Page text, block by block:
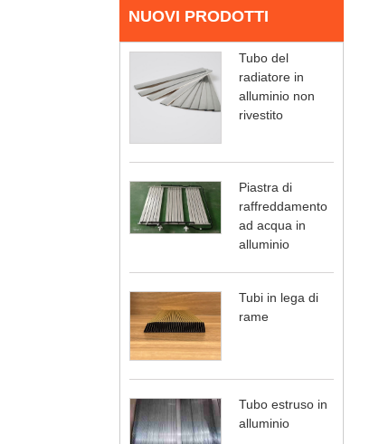
NUOVI PRODOTTI
Tubo del
radiatore in
alluminio non
rivestito
Piastra di
raffreddamento
ad acqua in
alluminio
Tubi in lega di
rame
Tubo estruso in
alluminio